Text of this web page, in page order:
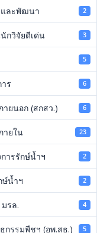
และพัฒนา 2
กวิจัยดีเด่น 3
5
ร 6
ยนอก (สกสว.) 6
ายใน 23
ารรักษ์น้ำฯ 2
ษ์น้ำฯ 2
รล. 4
กรรมพืชฯ (อพ.สธ.) 5